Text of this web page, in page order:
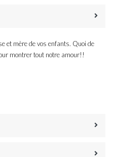
et mère de vos enfants. Quoi de
montrer tout notre amour!!